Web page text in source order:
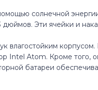
солнечной
дюймов. Эти ячейки и
влагостойким
Intel Atom. Кроме того,
батареи